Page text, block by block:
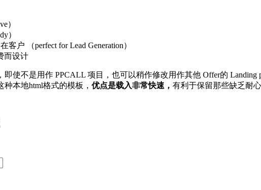
）
）
户 （perfect for Lead Generation）
而设计
使不是用作 PPCALL 项目，也可以稍作修改用作其他 Offer的
本地html格式的模板， 优点是载入非常快速， 有利于保留那些缺乏耐心